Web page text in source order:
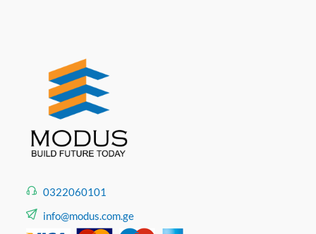
0322060101
info@modus.com.ge